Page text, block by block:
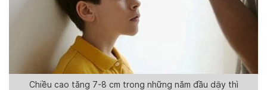
Chiều cao tăng 7-8 cm trong những năm đầu dậy thì